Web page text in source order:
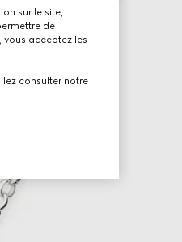
sur le site,
de
vous acceptez les
consulter notre